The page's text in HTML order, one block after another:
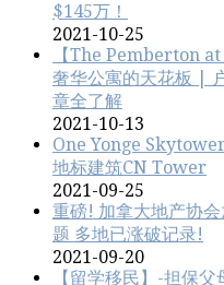
$145万！
2021-10-25
【The Pemberton
奢华公寓的天花板 |
章全了解
2021-10-13
One Yonge
地标建筑CN Tower
2021-09-25
重磅! 加拿大地产协
题 多地已涨破记录!
2021-09-20
【留学移民】-担保